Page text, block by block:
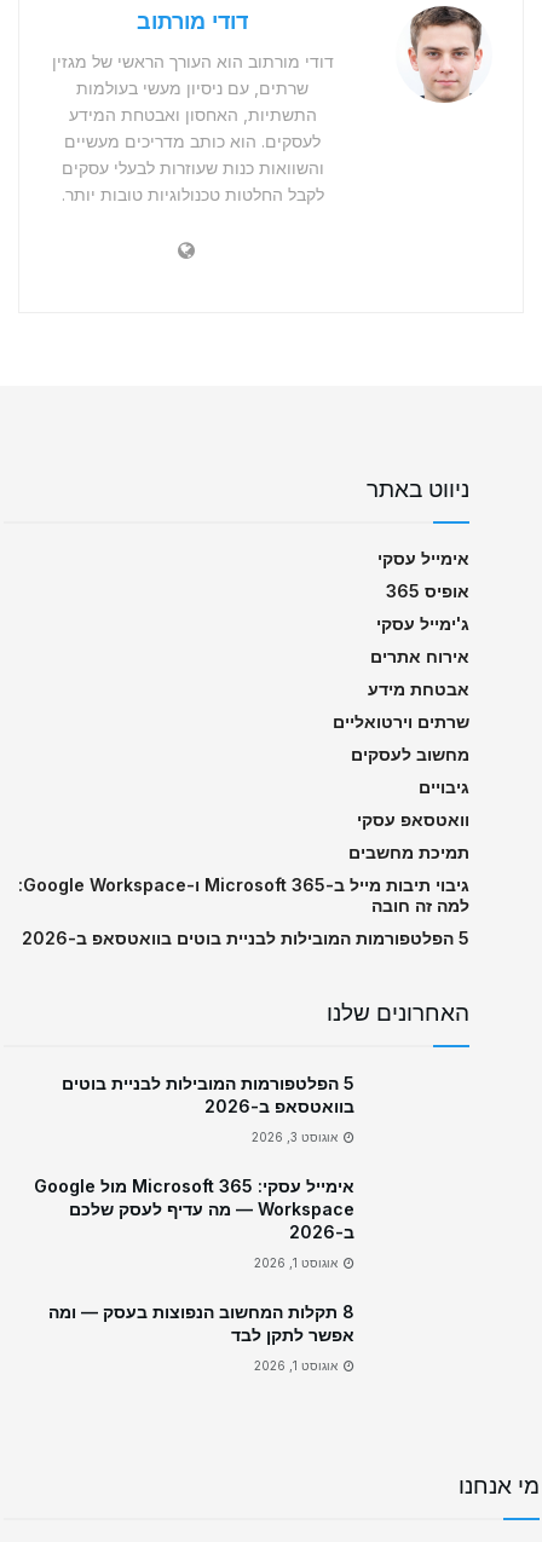
דודי מורתוב
דודי מורתוב הוא העורך הראשי של מגזין
שרתים, עם ניסיון מעשי בעולמות
התשתיות, האחסון ואבטחת המידע
לעסקים. הוא כותב מדריכים מעשיים
והשוואות כנות שעוזרות לבעלי עסקים
לקבל החלטות טכנולוגיות טובות יותר.
ניווט באתר
אימייל עסקי
אופיס 365
ג'ימייל עסקי
אירוח אתרים
אבטחת מידע
שרתים וירטואליים
מחשוב לעסקים
גיבויים
וואטסאפ עסקי
תמיכת מחשבים
גיבוי תיבות מייל ב-Microsoft 365 ו-Google Workspace:
למה זה חובה
5 הפלטפורמות המובילות לבניית בוטים בוואטסאפ ב-2026
האחרונים שלנו
5 הפלטפורמות המובילות לבניית בוטים
בוואטסאפ ב-2026
אוגוסט 3, 2026
אימייל עסקי: Microsoft 365 מול Google
Workspace — מה עדיף לעסק שלכם
ב-2026
אוגוסט 1, 2026
8 תקלות המחשוב הנפוצות בעסק — ומה
אפשר לתקן לבד
אוגוסט 1, 2026
מי אנחנו